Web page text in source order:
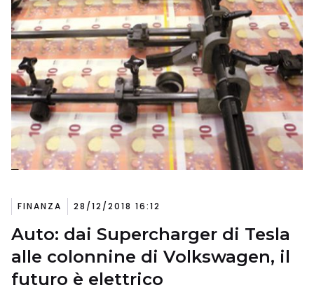
FINANZA 28/12/2018 16:12
Auto: dai Supercharger di Tesla
alle colonnine di Volkswagen, il
futuro è elettrico